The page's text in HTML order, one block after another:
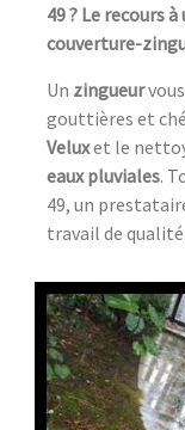
49 ? Le recours
couverture-
Un zingueur
gouttières et
Veluxet le
eaux pluviales.
49, un
travail de qualité.